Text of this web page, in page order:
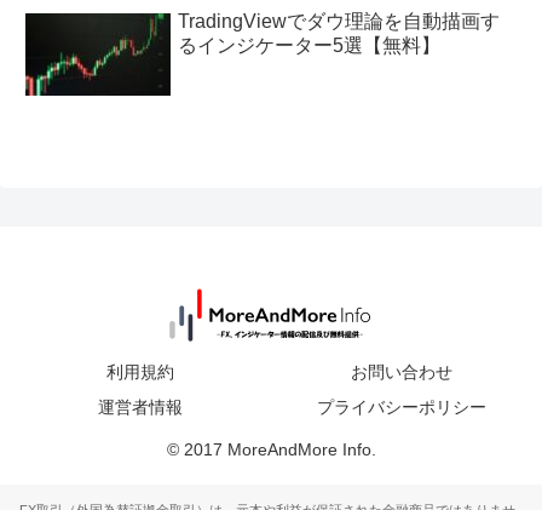
TradingViewでダウ理論を自動描画す
るインジケーター5選【無料】
利用規約
お問い合わせ
運営者情報
プライバシーポリシー
© 2017 MoreAndMore Info.